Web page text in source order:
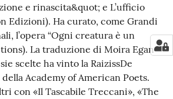
e rinascita&quot; e L’ufficio
Edizioni). Ha curato, come Grandi
l’opera “Ogni creatura è un
La traduzione di Moira Egan
scelte ha vinto la RaizissDe
Academy of American Poets.
con «Il Tascabile Treccani», «The